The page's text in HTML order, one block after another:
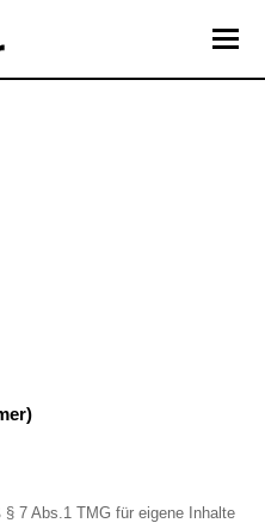
7 Abs.1 TMG für eigene Inhalte